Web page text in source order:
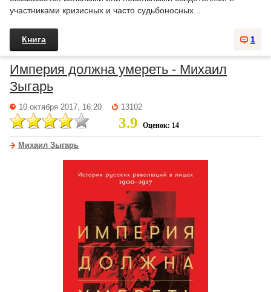
участниками кризисных и часто судьбоносных...
1
Книга
Империя должна умереть - Михаил
Зыгарь
10 октября 2017, 16:20 13102
3.9 Оценок: 14
Михаил Зыгарь